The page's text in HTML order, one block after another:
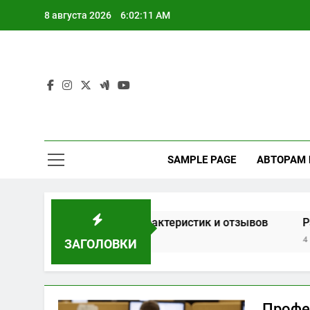
8 августа 2026 6:02:11 AM
SAMPLE PAGE АВТОРАМ
ЗАГОЛОВКИ
на основе характеристик и отзывов Расчет
4 Недели